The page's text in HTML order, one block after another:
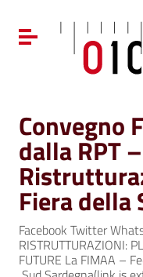
Vai al menu di
Vai al footer
Attiva / disattiva la
Convegno
dalla RPT
Fiera della
Facebook Twitter
RISTRUTTURAZIONI:
FUTURE La FIMAA –